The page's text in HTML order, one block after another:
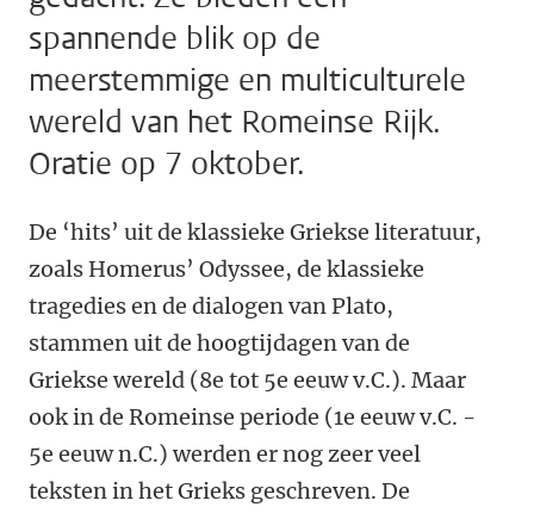
spannende blik op de
meerstemmige en multiculturele
wereld van het Romeinse Rijk.
Oratie op 7 oktober.
De ‘hits’ uit de klassieke Griekse literatuur,
zoals Homerus’ Odyssee, de klassieke
tragedies en de dialogen van Plato,
stammen uit de hoogtijdagen van de
Griekse wereld (8e tot 5e eeuw v.C.). Maar
ook in de Romeinse periode (1e eeuw v.C. -
5e eeuw n.C.) werden er nog zeer veel
teksten in het Grieks geschreven. De